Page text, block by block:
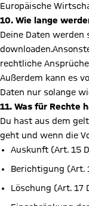
Europäische
10. Wie lange
Deine Daten werden
rechtliche
Außerdem kann es
Daten nur solange
11. Was für Rechte
Du hast aus dem
geht und wenn die
Auskunft (Art. 15
Berichtigung (Art.
Löschung (Art. 17